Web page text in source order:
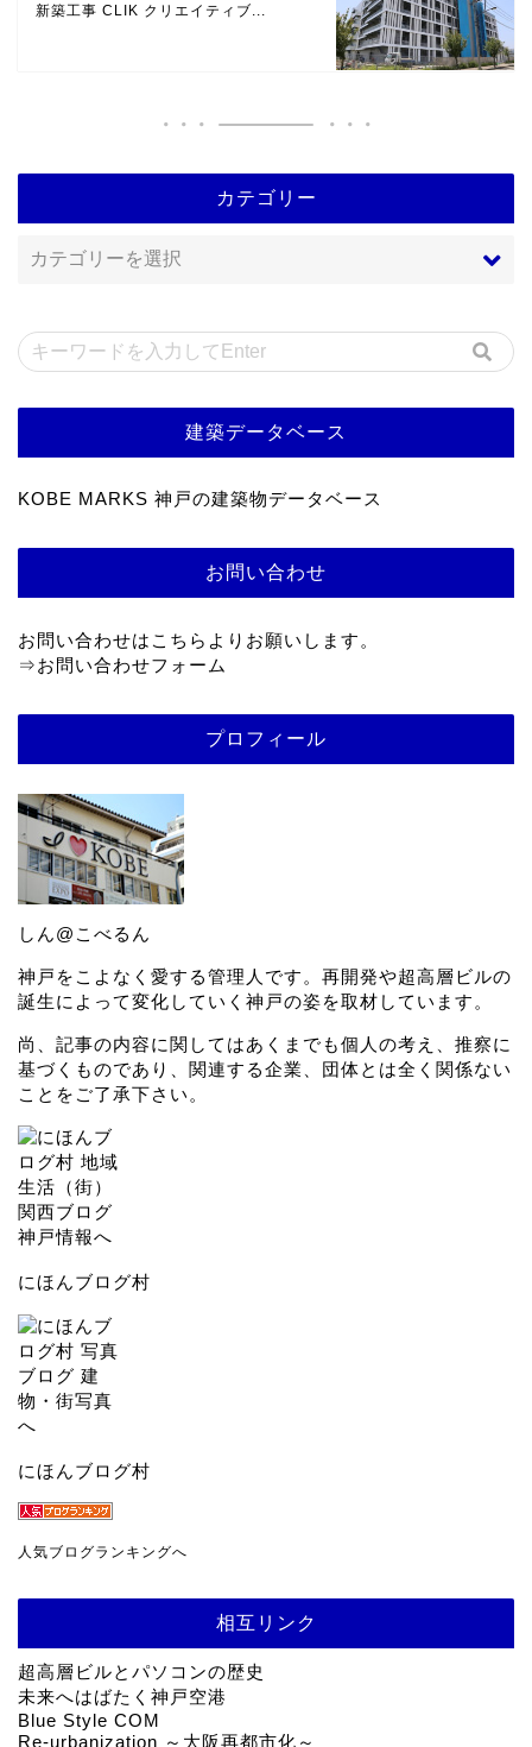
新築工事 CLIK クリエイティブ...
カテゴリー
建築データベース
KOBE MARKS 神戸の建築物データベース
お問い合わせ
お問い合わせはこちらよりお願いします。
⇒お問い合わせフォーム
プロフィール
しん@こべるん
神戸をこよなく愛する管理人です。再開発や超高層ビルの
誕生によって変化していく神戸の姿を取材しています。
尚、記事の内容に関してはあくまでも個人の考え、推察に
基づくものであり、関連する企業、団体とは全く関係ない
ことをご了承下さい。
にほんブログ村
にほんブログ村
人気ブログランキングへ
相互リンク
超高層ビルとパソコンの歴史
未来へはばたく神戸空港
Blue Style COM
Re-urbanization ～大阪再都市化～